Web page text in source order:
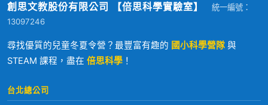
創思文教股份有限公司 【倍思科學實驗室】
統一編號：
13097246
尋找優質的兒童冬夏令營？最豐富有趣的 國小科學營隊 與
STEAM 課程，盡在 倍思科學 ！
台北總公司